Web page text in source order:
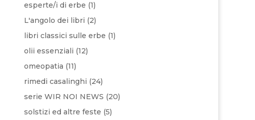
esperte/i di erbe (1)
L'angolo dei libri (2)
libri classici sulle erbe (1)
olii essenziali (12)
omeopatia (11)
rimedi casalinghi (24)
serie WIR NOI NEWS (20)
solstizi ed altre feste (5)